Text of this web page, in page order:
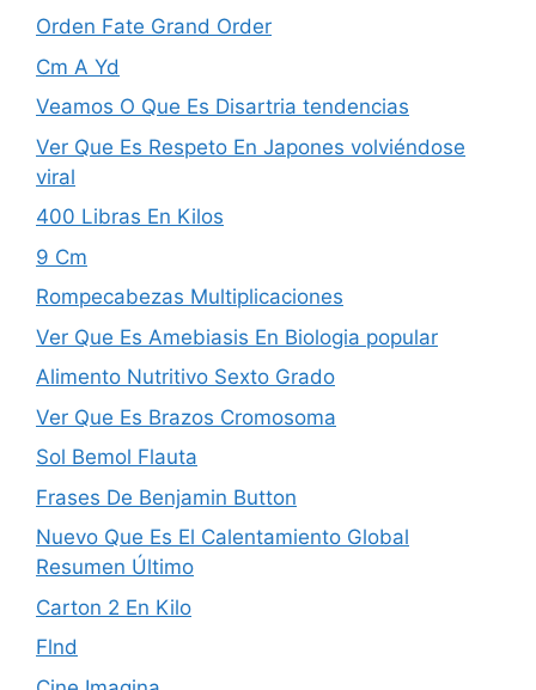
Orden Fate Grand Order
Cm A Yd
Veamos O Que Es Disartria tendencias
Ver Que Es Respeto En Japones volviéndose
viral
400 Libras En Kilos
9 Cm
Rompecabezas Multiplicaciones
Ver Que Es Amebiasis En Biologia popular
Alimento Nutritivo Sexto Grado
Ver Que Es Brazos Cromosoma
Sol Bemol Flauta
Frases De Benjamin Button
Nuevo Que Es El Calentamiento Global
Resumen Último
Carton 2 En Kilo
Flnd